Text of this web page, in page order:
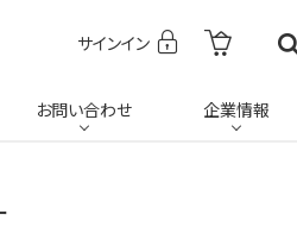
サインイン
お問い合わせ 企業情報